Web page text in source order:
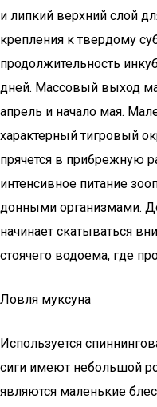
и липкий верхний слой
крепления к твердому
продолжительность
дней. Массовый выход
апрель и начало мая.
характерный тигровый
прячется в прибрежную
интенсивное питание
донными организмами.
начинает скатываться
стоячего водоема, где
Ловля муксуна
Используется
сиги имеют небольшой
являются маленькие